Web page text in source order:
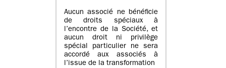
Aucun associé ne bénéficie
de droits spéciaux à
l’encontre de la Société, et
aucun droit ni privilège
spécial particulier ne sera
accordé aux associés à
l’issue de la transformation